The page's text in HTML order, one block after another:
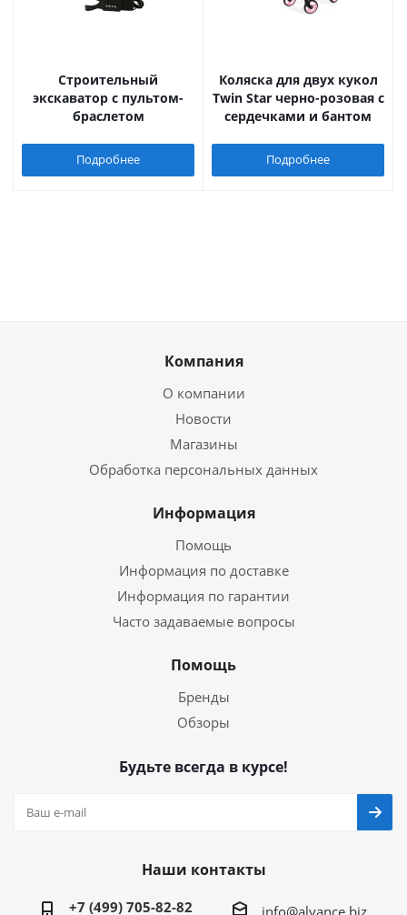
Строительный
экскаватор с пультом-
браслетом
Подробнее
Коляска для двух кукол
Twin Star черно-розовая с
сердечками и бантом
Подробнее
Компания
О компании
Новости
Магазины
Обработка персональных данных
Информация
Помощь
Информация по доставке
Информация по гарантии
Часто задаваемые вопросы
Помощь
Бренды
Обзоры
Будьте всегда в курсе!
Наши контакты
+7 (499) 705-82-82 info@alyance.biz